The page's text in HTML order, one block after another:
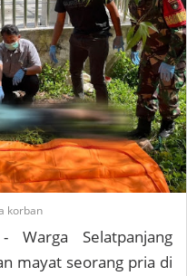
korban
Warga Selatpanjang
mayat seorang pria di